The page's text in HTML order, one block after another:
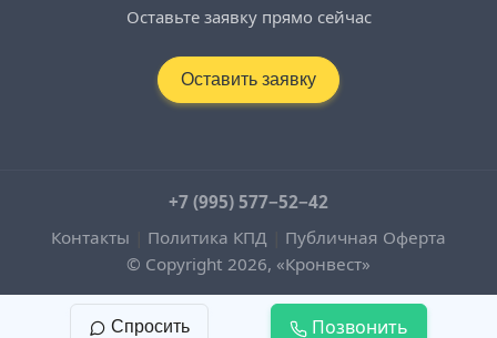
Оставьте заявку прямо сейчас
Оставить заявку
© Copyright 2026, «Кронвест»
+7 (995) 577−52−42
Контакты
Политика КПД Публичная Оферта
Спросить Позвонить